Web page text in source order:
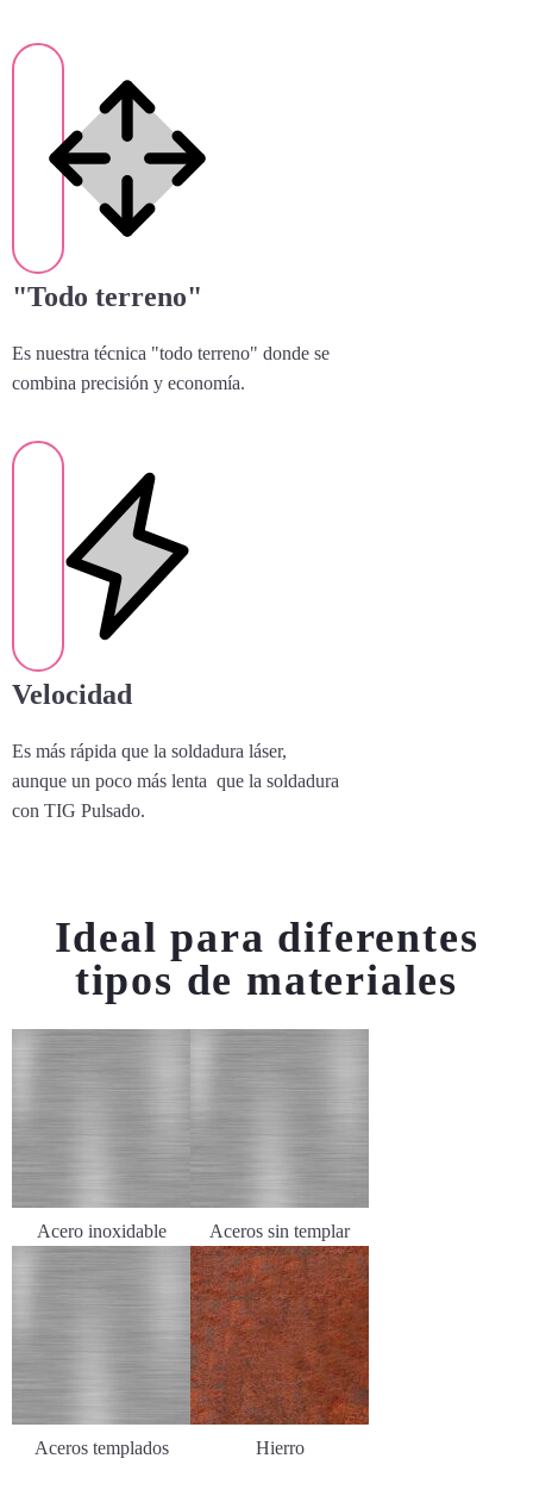
"Todo terreno"
Es nuestra técnica "todo terreno" donde se
combina precisión y economía.
Velocidad
Es más rápida que la soldadura láser,
aunque un poco más lenta que la soldadura
con TIG Pulsado.
Ideal para diferentes
tipos de materiales
Acero inoxidable Aceros sin templar
Aceros templados Hierro